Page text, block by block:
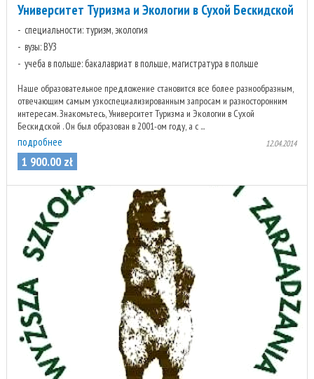
Университет Туризма и Экологии в Сухой Бескидской
специальности: туризм, экология
вузы: ВУЗ
учеба в польше: бакалавриат в польше, магистратура в польше
Наше образовательное предложение становится все более разнообразным,
отвечающим самым узкоспециализированным запросам и разносторонним
интересам. Знакомьтесь, Университет Туризма и Экологии в Сухой
Бескидской . Он был образован в 2001-ом году, а с ...
подробнее 12.04.2014
1 900.00 zł